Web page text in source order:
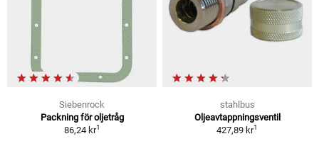
Siebenrock
Packning för oljetråg
86,24 kr1
stahlbus
Oljeavtappningsventil
427,89 kr1